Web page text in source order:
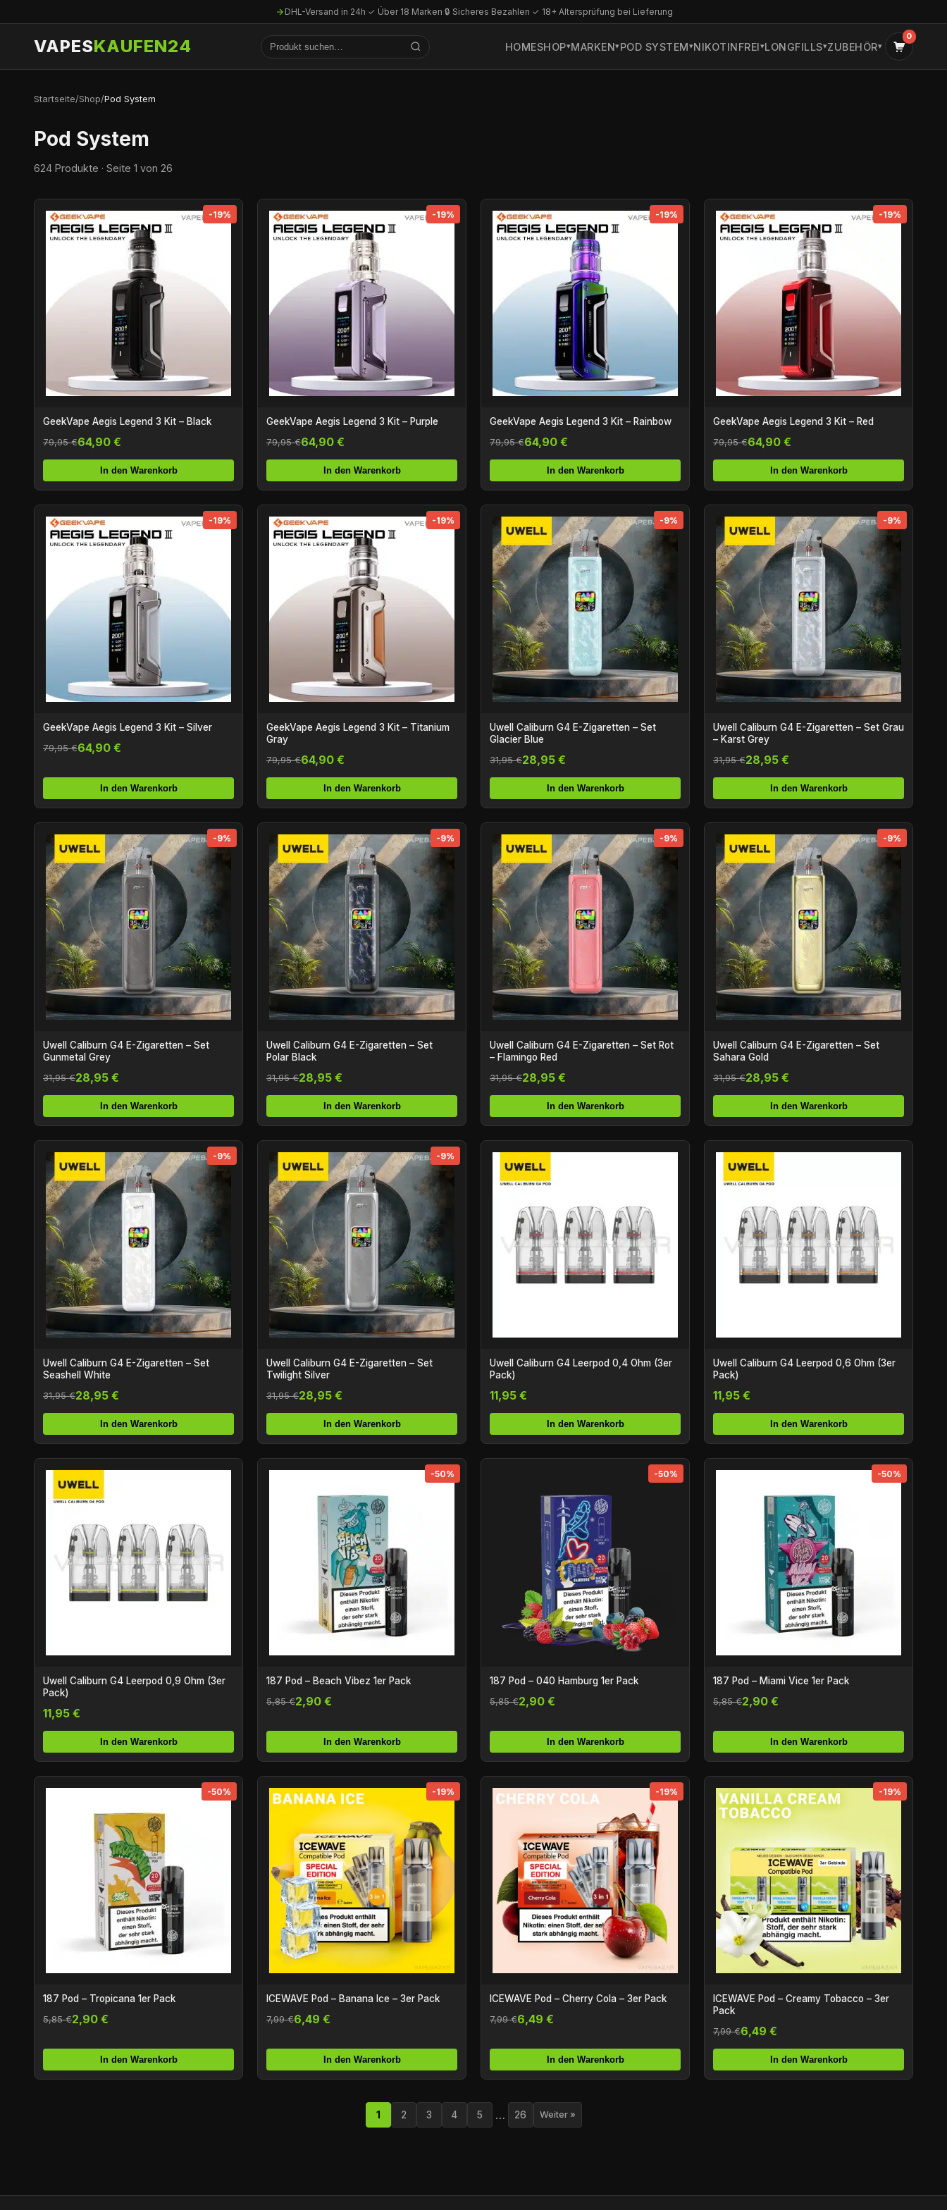
DHL-Versand in 24h·✓ Über 18 Marken·🔒 Sicheres Bezahlen·✓ 18+ Altersprüfung bei Lieferung
VAPESKAUFEN24 HOMESHOP MARKEN POD SYSTEM NIKOTINFREI LONGFILLS ZUBEHÖR
0
Startseite/Shop/Pod System
Pod System
624 Produkte · Seite 1 von 26
-19%
GeekVape Aegis Legend 3 Kit – Black
79,95 €64,90 €
In den Warenkorb
-19%
GeekVape Aegis Legend 3 Kit – Purple
79,95 €64,90 €
In den Warenkorb
-19%
GeekVape Aegis Legend 3 Kit – Rainbow
79,95 €64,90 €
In den Warenkorb
-19%
GeekVape Aegis Legend 3 Kit – Red
79,95 €64,90 €
In den Warenkorb
-19%
GeekVape Aegis Legend 3 Kit – Silver
79,95 €64,90 €
In den Warenkorb
-19%
GeekVape Aegis Legend 3 Kit – Titanium
Gray
79,95 €64,90 €
In den Warenkorb
-9%
Uwell Caliburn G4 E-Zigaretten – Set
Glacier Blue
31,95 €28,95 €
In den Warenkorb
-9%
Uwell Caliburn G4 E-Zigaretten – Set Grau
– Karst Grey
31,95 €28,95 €
In den Warenkorb
-9%
Uwell Caliburn G4 E-Zigaretten – Set
Gunmetal Grey
31,95 €28,95 €
In den Warenkorb
-9%
Uwell Caliburn G4 E-Zigaretten – Set
Polar Black
31,95 €28,95 €
In den Warenkorb
-9%
Uwell Caliburn G4 E-Zigaretten – Set Rot
– Flamingo Red
31,95 €28,95 €
In den Warenkorb
-9%
Uwell Caliburn G4 E-Zigaretten – Set
Sahara Gold
31,95 €28,95 €
In den Warenkorb
-9%
Uwell Caliburn G4 E-Zigaretten – Set
Seashell White
31,95 €28,95 €
In den Warenkorb
-9%
Uwell Caliburn G4 E-Zigaretten – Set
Twilight Silver
31,95 €28,95 €
In den Warenkorb
Uwell Caliburn G4 Leerpod 0,4 Ohm (3er
Pack)
11,95 €
In den Warenkorb
Uwell Caliburn G4 Leerpod 0,6 Ohm (3er
Pack)
11,95 €
In den Warenkorb
Uwell Caliburn G4 Leerpod 0,9 Ohm (3er
Pack)
11,95 €
In den Warenkorb
-50%
187 Pod – Beach Vibez 1er Pack
5,85 €2,90 €
In den Warenkorb
-50%
187 Pod – 040 Hamburg 1er Pack
5,85 €2,90 €
In den Warenkorb
-50%
187 Pod – Miami Vice 1er Pack
5,85 €2,90 €
In den Warenkorb
-50%
187 Pod – Tropicana 1er Pack
5,85 €2,90 €
In den Warenkorb
-19%
ICEWAVE Pod – Banana Ice – 3er Pack
7,99 €6,49 €
In den Warenkorb
-19%
ICEWAVE Pod – Cherry Cola – 3er Pack
7,99 €6,49 €
In den Warenkorb
-19%
ICEWAVE Pod – Creamy Tobacco – 3er
Pack
7,99 €6,49 €
In den Warenkorb
1 2 3 4 5 … 26 Weiter »